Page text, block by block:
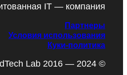
IT — компания
Партнеры
Условия использования
Куки-политика
Lab 2016 — 2024 ©